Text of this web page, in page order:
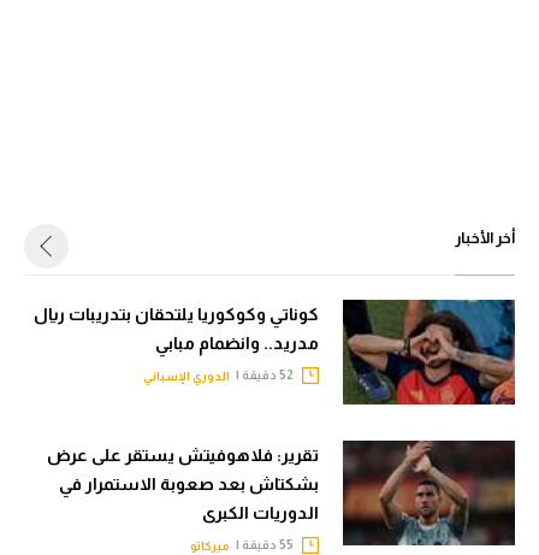
أخر الأخبار
كوناتي وكوكوريا يلتحقان بتدريبات ريال
مدريد.. وانضمام مبابي
الدوري الإسباني
تقرير: فلاهوفيتش يستقر على عرض
بشكتاش بعد صعوبة الاستمرار في
الدوريات الكبرى
ميركاتو